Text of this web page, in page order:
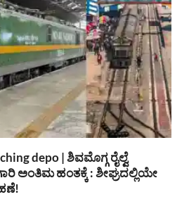
depo | ಶಿವಮೊಗ್ಗ ರೈಲ್ವೆ
ಅಂತಿಮ ಹಂತಕ್ಕೆ : ಶೀಘ್ರದಲ್ಲಿಯೇ